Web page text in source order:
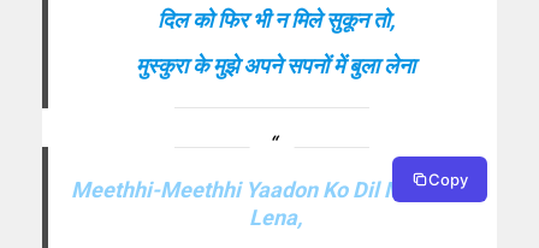
दिल को फिर भी न मिले सुकून तो,
मुस्कुरा के मुझे अपने सपनों में बुला लेना
Meethhi-Meethhi Yaadon Ko Dil Mein Saja
Lena,
Copy